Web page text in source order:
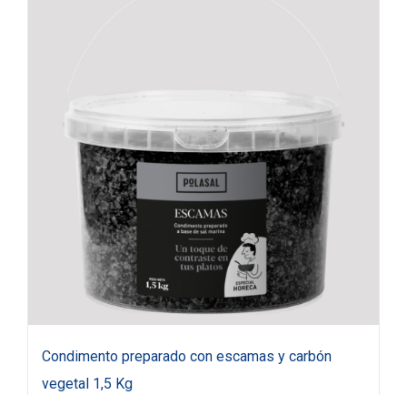
Condimento preparado con escamas y carbón
vegetal 1,5 Kg